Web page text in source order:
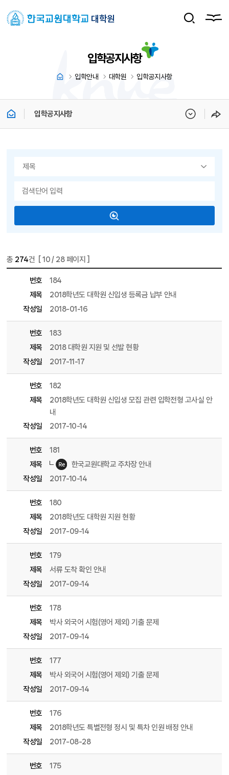
대학원
입학공지사항
입학안내 대학원 입학공지사항
입학공지사항
총 274건 [10/ 28 페이지 ]
번호
184
제목
2018학년도 대학원 신입생 등록금 납부 안내
작성일
2018-01-16
번호
183
제목
2018 대학원 지원 및 선발 현황
작성일
2017-11-17
번호
182
제목
2018학년도 대학원 신입생 모집 관련 입학전형 고사실 안
내
작성일
2017-10-14
번호
181
제목
한국교원대학교 주차장 안내
작성일
2017-10-14
번호
180
제목
2018학년도 대학원 지원 현황
작성일
2017-09-14
번호
179
제목
서류 도착 확인 안내
작성일
2017-09-14
번호
178
제목
박사 외국어 시험(영어 제외) 기출 문제
작성일
2017-09-14
번호
177
제목
박사 외국어 시험(영어 제외) 기출 문제
작성일
2017-09-14
번호
176
제목
2018학년도 특별전형 정시 및 특차 인원 배정 안내
작성일
2017-08-28
번호
175